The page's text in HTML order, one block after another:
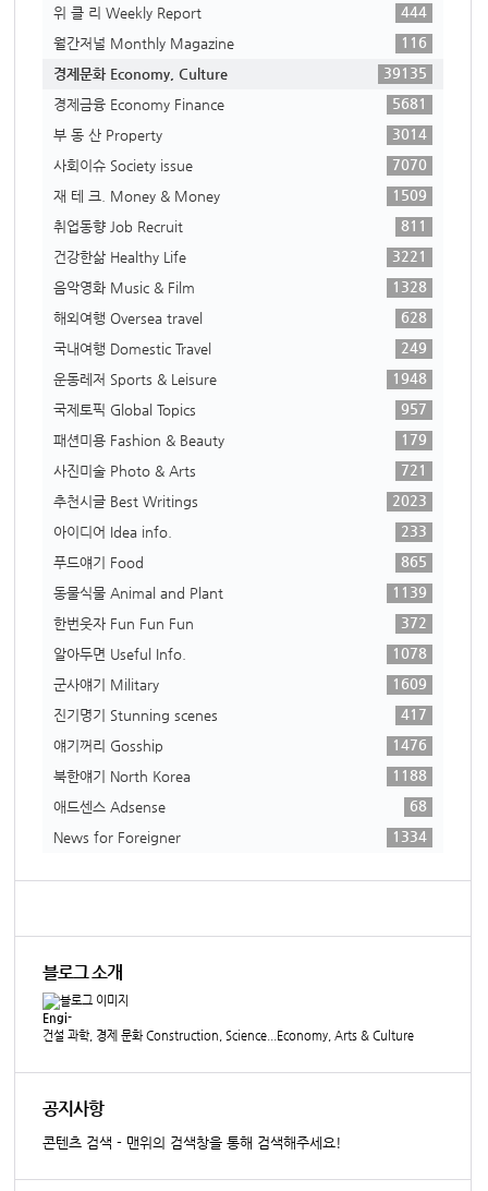
위 클 리 Weekly Report
444
월간저널 Monthly Magazine
116
경제문화 Economy, Culture
39135
경제금융 Economy Finance
5681
부 동 산 Property
3014
사회이슈 Society issue
7070
재 테 크. Money & Money
1509
취업동향 Job Recruit
811
건강한삶 Healthy Life
3221
음악영화 Music & Film
1328
해외여행 Oversea travel
628
국내여행 Domestic Travel
249
운동레저 Sports & Leisure
1948
국제토픽 Global Topics
957
패션미용 Fashion & Beauty
179
사진미술 Photo & Arts
721
추천시글 Best Writings
2023
아이디어 Idea info.
233
푸드얘기 Food
865
동물식물 Animal and Plant
1139
한번웃자 Fun Fun Fun
372
알아두면 Useful Info.
1078
군사얘기 Military
1609
진기명기 Stunning scenes
417
얘기꺼리 Gosship
1476
북한얘기 North Korea
1188
애드센스 Adsense
68
News for Foreigner
1334
블로그 소개
Engi-
건설 과학, 경제 문화 Construction, Science...Economy, Arts & Culture
공지사항
콘텐츠 검색 - 맨위의 검색창을 통해 검색해주세요!